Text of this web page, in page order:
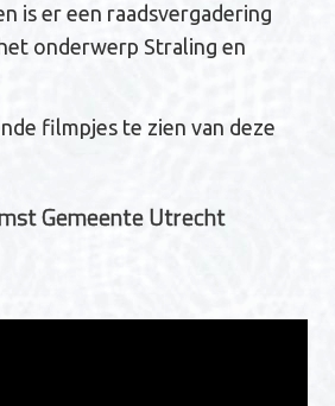
is er een raadsvergadering
onderwerp Straling en
filmpjes te zien van deze
Gemeente Utrecht